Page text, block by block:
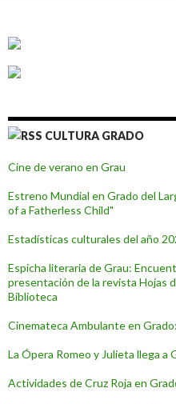
CULTURA GRADO
Cine de verano en Grau
Estreno Mundial en Grado del
of a Fatherless Child"
Estadísticas culturales del año
Espicha literaria de Grau:
presentación de la revista Hojas
Biblioteca
Cinemateca Ambulante en
La Ópera Romeo y Julieta llega a
Actividades de Cruz Roja en